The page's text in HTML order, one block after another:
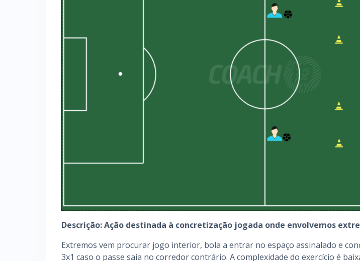
Descrição: Ação destinada à concretização jogada onde envolvemos
Extremos vem procurar jogo interior, bola a entrar no espaço assinalado e
3x1 caso o passe saia no corredor contrário. A complexidade do exercício é